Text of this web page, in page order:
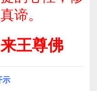
谛。
王尊佛
示